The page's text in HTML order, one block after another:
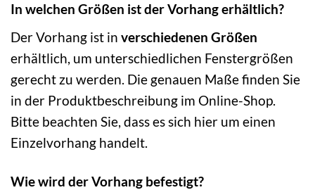
In welchen Größen ist der Vorhang erhältlich?
Der Vorhang ist in verschiedenen Größen
erhältlich, um unterschiedlichen Fenstergrößen
gerecht zu werden. Die genauen Maße finden Sie
in der Produktbeschreibung im Online-Shop.
Bitte beachten Sie, dass es sich hier um einen
Einzelvorhang handelt.
Wie wird der Vorhang befestigt?